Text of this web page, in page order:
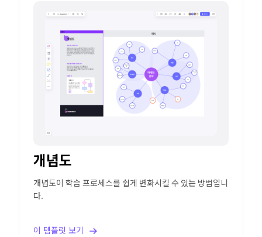
개념도
개념도이 학습 프로세스를 쉽게 변화시킬 수 있는 방법입니
다.
이 템플릿 보기